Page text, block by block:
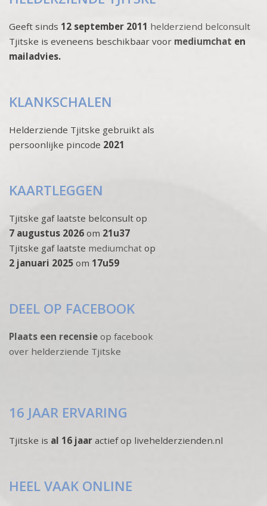
Geeft sinds 12 september 2011 helderziend belconsult
Tjitske is eveneens beschikbaar voor mediumchat en
mailadvies.
KLANKSCHALEN
Helderziende Tjitske gebruikt als
persoonlijke pincode 2021
KAARTLEGGEN
Tjitske gaf laatste belconsult op
7 augustus 2026 om 21u37
Tjitske gaf laatste mediumchat op
2 januari 2025 om 17u59
DEEL OP FACEBOOK
Plaats een recensie op facebook
over helderziende Tjitske
16 JAAR ERVARING
Tjitske is al 16 jaar actief op livehelderzienden.nl
HEEL VAAK ONLINE